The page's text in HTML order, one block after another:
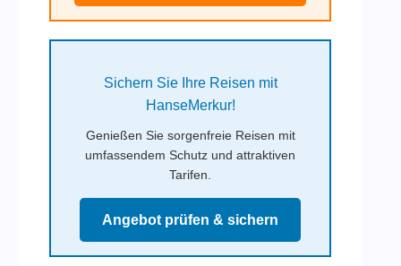
Sichern Sie Ihre Reisen mit
HanseMerkur!
Genießen Sie sorgenfreie Reisen mit
umfassendem Schutz und attraktiven
Tarifen.
Angebot prüfen & sichern